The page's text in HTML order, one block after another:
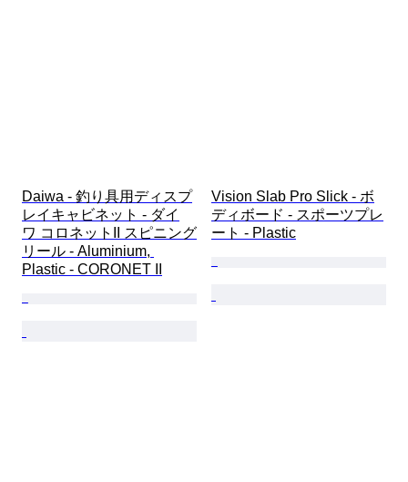
Daiwa - 釣り具用ディスプ
レイキャビネット - ダイ
ワ コロネットII スピニング
リール - Aluminium,
Plastic - CORONET II
Vision Slab Pro Slick - ボ
ディボード - スポーツプレ
ート - Plastic